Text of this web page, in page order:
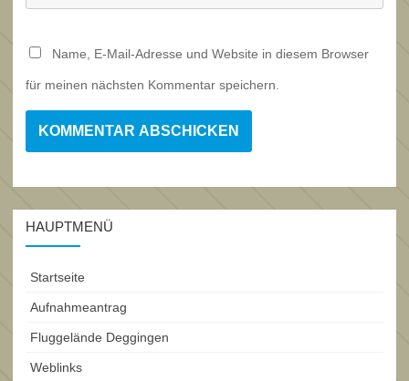
Name, E-Mail-Adresse und Website in diesem Browser
für meinen nächsten Kommentar speichern.
HAUPTMENÜ
Startseite
Aufnahmeantrag
Fluggelände Deggingen
Weblinks